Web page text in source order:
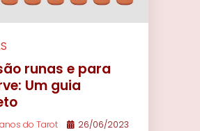
runas e para
Um guia
do Tarot 26/06/2023